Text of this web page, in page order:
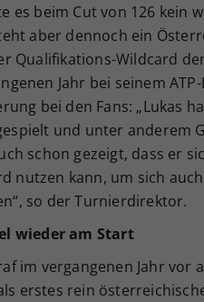
es beim Cut von 126 kein
aber dennoch ein
Qualifikations-Wildcard
Jahr bei seinem
bei den Fans: „Lukas
und unter anderem
schon gezeigt, dass er
nutzen kann, um sich
so der Turnierdirektor.
wieder am Start
im vergangenen Jahr vor
erstes rein